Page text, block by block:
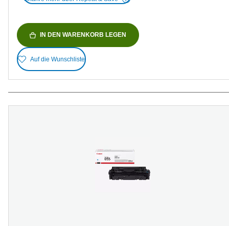
IN DEN WARENKORB LEGEN
Auf die Wunschliste